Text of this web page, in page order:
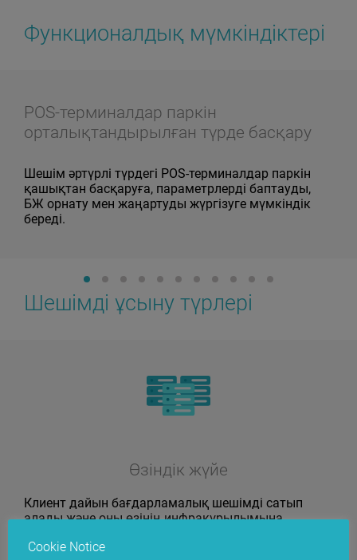
Функционалдық мүмкіндіктері
POS-терминалдар паркін
орталықтандырылған түрде басқару
Шешім әртүрлі түрдегі POS-терминалдар паркін
қашықтан басқаруға, параметрлерді баптауды,
БЖ орнату мен жаңартуды жүргізуге мүмкіндік
береді.
Шешімді ұсыну түрлері
Өзіндік жүйе
Клиент дайын бағдарламалық шешімді сатып
алады және оны өзінің инфрақұрылымына
POS-терминалдардың функционалдығын
Cookie Notice